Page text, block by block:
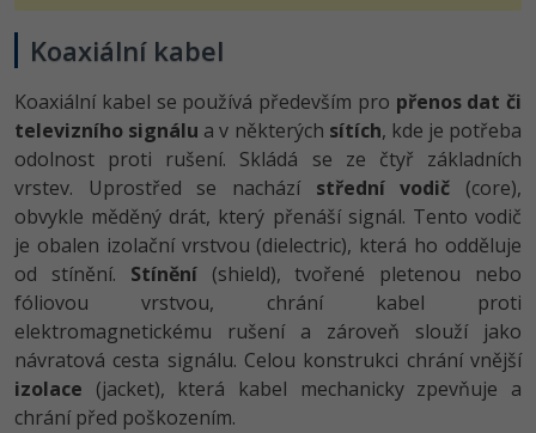
Koaxiální kabel
Koaxiální kabel se používá především pro přenos dat či
televizního signálu a v některých sítích, kde je potřeba
odolnost proti rušení. Skládá se ze čtyř základních
vrstev. Uprostřed se nachází střední vodič (core),
obvykle měděný drát, který přenáší signál. Tento vodič
je obalen izolační vrstvou (dielectric), která ho odděluje
od stínění. Stínění(shield), tvořené pletenou nebo
fóliovou vrstvou, chrání kabel proti
elektromagnetickému rušení a zároveň slouží jako
návratová cesta signálu. Celou konstrukci chrání vnější
izolace (jacket), která kabel mechanicky zpevňuje a
chrání před poškozením.